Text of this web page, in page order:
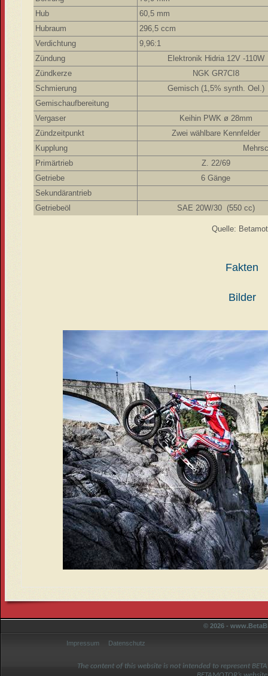
Hub
60,5 mm
Hubraum
296,5 ccm
Verdichtung
9,96:1
Zündung
Elektronik Hidria 12V -110W
Zündkerze
NGK GR7CI8
Schmierung
Gemisch (1,5% synth. Oel.)
Gemischaufbereitung
Vergaser
Keihin PWK ø 28mm
Zündzeitpunkt
Zwei wählbare Kennfelder
Kupplung
Primärtrieb
Z. 22/69
Getriebe
6 Gänge
Sekundärantrieb
Getriebeöl
SAE 20W/30 (550 cc)
Quelle:
Fakten
Bilder
© 2026 -
Impressum Datenschutz
The content of this website is not intended to represent